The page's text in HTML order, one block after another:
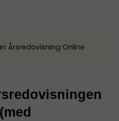
Årsredovisning Online